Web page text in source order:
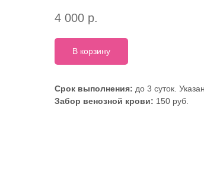
4 000 р.
В корзину
Срок выполнения: до 3 суток.
Забор венозной крови: 150 руб.